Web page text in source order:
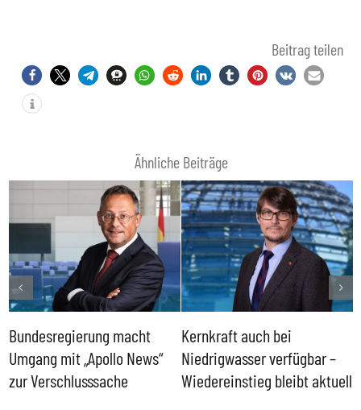
Beitrag teilen
Ähnliche Beiträge
Bundesregierung macht
Umgang mit „Apollo News“
zur Verschlusssache
Kernkraft auch bei
Niedrigwasser verfügbar –
Wiedereinstieg bleibt aktuell